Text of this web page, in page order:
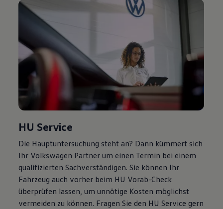
HU Service
Die Hauptuntersuchung steht an? Dann kümmert sich
Ihr Volkswagen Partner um einen Termin bei einem
qualifizierten Sachverständigen. Sie können Ihr
Fahrzeug auch vorher beim HU Vorab-Check
überprüfen lassen, um unnötige Kosten möglichst
vermeiden zu können. Fragen Sie den HU Service gern